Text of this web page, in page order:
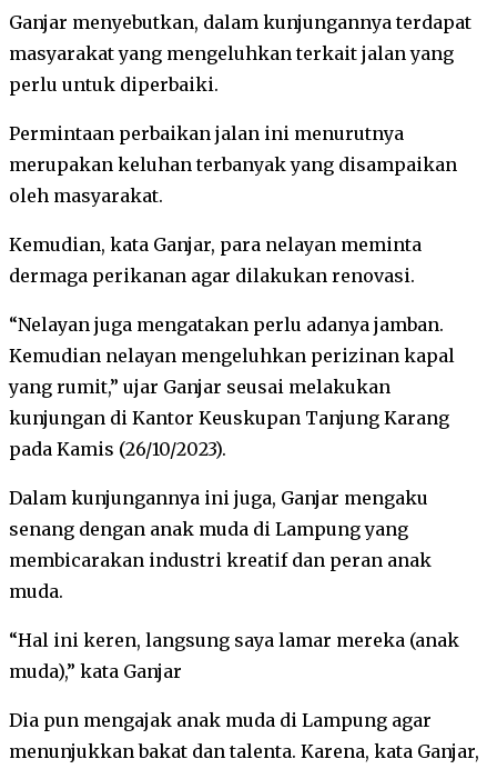
Ganjar menyebutkan, dalam kunjungannya terdapat
masyarakat yang mengeluhkan terkait jalan yang
perlu untuk diperbaiki.
Permintaan perbaikan jalan ini menurutnya
merupakan keluhan terbanyak yang disampaikan
oleh masyarakat.
Kemudian, kata Ganjar, para nelayan meminta
dermaga perikanan agar dilakukan renovasi.
“Nelayan juga mengatakan perlu adanya jamban.
Kemudian nelayan mengeluhkan perizinan kapal
yang rumit,” ujar Ganjar seusai melakukan
kunjungan di Kantor Keuskupan Tanjung Karang
pada Kamis (26/10/2023).
Dalam kunjungannya ini juga, Ganjar mengaku
senang dengan anak muda di Lampung yang
membicarakan industri kreatif dan peran anak
muda.
“Hal ini keren, langsung saya lamar mereka (anak
muda),” kata Ganjar
Dia pun mengajak anak muda di Lampung agar
menunjukkan bakat dan talenta. Karena, kata Ganjar,